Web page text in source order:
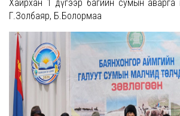
Хайрхан 1 дүгээр багийн сумын аварга
Г.Золбаяр, Б.Болормаа